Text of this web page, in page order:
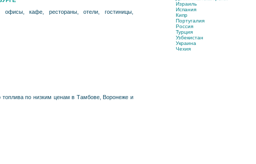
офисы, кафе, рестораны, отели, гостиницы,
по низким ценам в Тамбове, Воронеже и
Израиль
Испания
Кипр
Португалия
Россия
Турция
Узбекистан
Украина
Чехия